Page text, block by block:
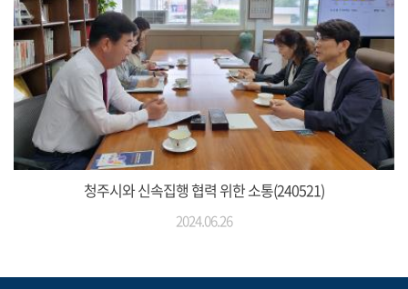
청주시와 신속집행 협력 위한 소통(240521)
2024.06.26